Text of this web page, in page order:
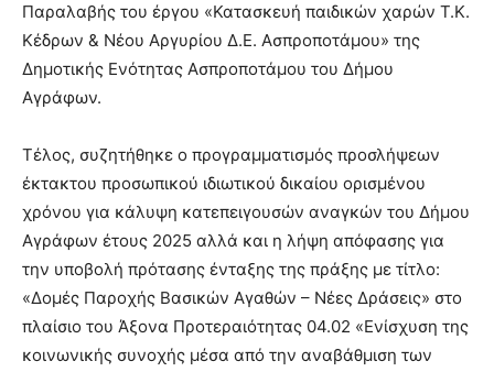
Παραλαβής του έργου «Κατασκευή παιδικών χαρών Τ.Κ.
Κέδρων & Νέου Αργυρίου Δ.Ε. Ασπροποτάμου» της
Δημοτικής Ενότητας Ασπροποτάμου του Δήμου
Αγράφων.
Τέλος, συζητήθηκε ο προγραμματισμός προσλήψεων
έκτακτου προσωπικού ιδιωτικού δικαίου ορισμένου
χρόνου για κάλυψη κατεπειγουσών αναγκών του Δήμου
Αγράφων έτους 2025 αλλά και η λήψη απόφασης για
την υποβολή πρότασης ένταξης της πράξης με τίτλο:
«Δομές Παροχής Βασικών Αγαθών – Νέες Δράσεις» στο
πλαίσιο του Άξονα Προτεραιότητας 04.02 «Ενίσχυση της
κοινωνικής συνοχής μέσα από την αναβάθμιση των